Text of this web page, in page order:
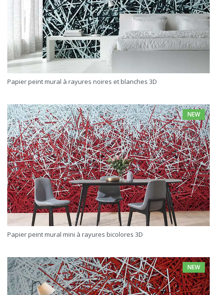
Papier peint mural à rayures noires et blanches 3D
NEW
Papier peint mural mini à rayures bicolores 3D
NEW